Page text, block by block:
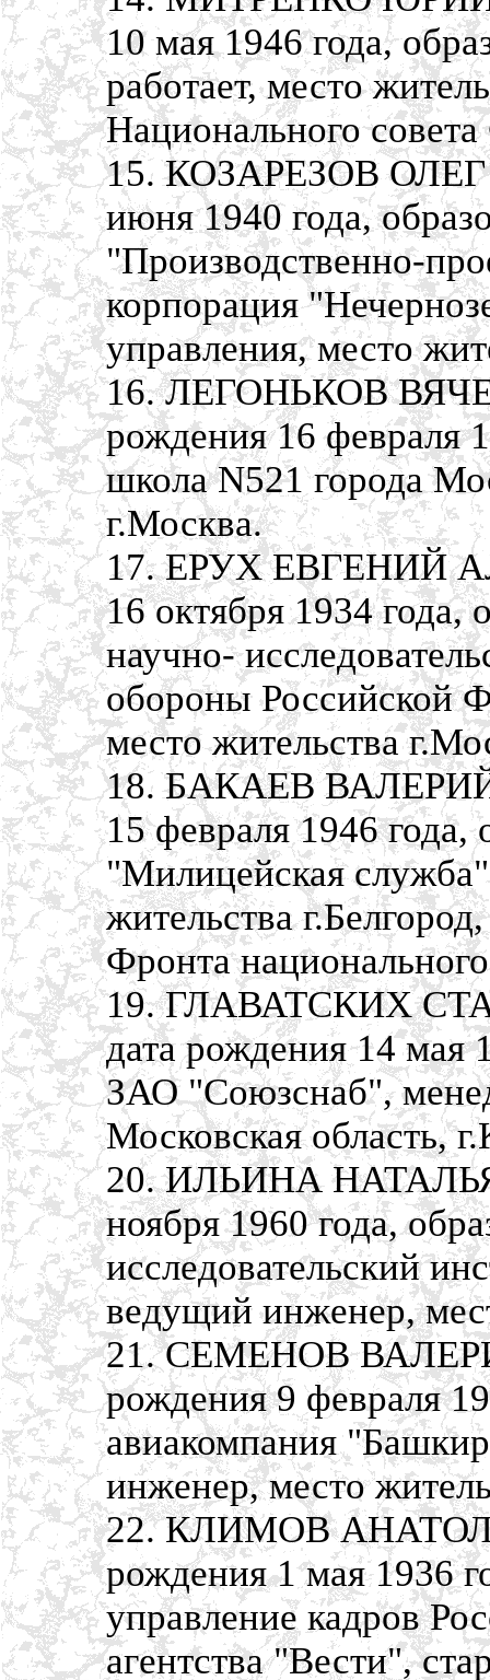
10 мая 1946 года,
работает, место
Национального
15. КОЗАРЕЗОВ ОЛЕГ
июня 1940 года,
"Производственно-
корпорация
управления, место
16. ЛЕГОНЬКОВ
рождения 16 февраля
школа N521 города
г.Москва.
17. ЕРУХ ЕВГЕНИЙ
16 октября 1934
научно-
обороны Российской
место жительства
18. БАКАЕВ
15 февраля 1946 года,
"Милицейская
жительства
Фронта
19. ГЛАВАТСКИХ
дата рождения 14 мая
ЗАО "Союзснаб",
Московская область,
20. ИЛЬИНА
ноября 1960 года,
исследовательский
ведущий инженер,
21. СЕМЕНОВ
рождения 9 февраля
авиакомпания
инженер, место
22. КЛИМОВ
рождения 1 мая 1936
управление кадров
агентства "Вести",